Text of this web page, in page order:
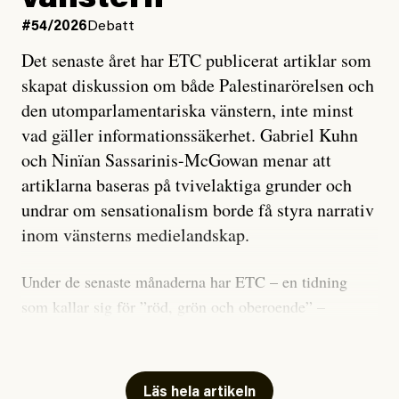
#54/2026 Debatt
Det senaste året har ETC publicerat artiklar som
skapat diskussion om både Palestinarörelsen och
den utomparlamentariska vänstern, inte minst
vad gäller informationssäkerhet. Gabriel Kuhn
och Ninïan Sassarinis-McGowan menar att
artiklarna baseras på tvivelaktiga grunder och
undrar om sensationalism borde få styra narrativ
inom vänsterns medielandskap.
Under de senaste månaderna har ETC – en tidning
som kallar sig för ”röd, grön och oberoende” –
skriver för? Vad betyder det att vara en ”röd, grön och
Läs hela artikeln